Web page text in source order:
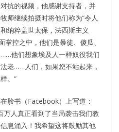
抗的视频，他感谢支持者，并
师继续拍摄时将他们称为“令人
纳粹盖世太保，法西斯主义
掌控之中，他们是暴徒、傻瓜、
他们想象埃及人一样奴役我们
老……人们，如果您不站起来，
。”
脸书（Facebook）上写道：
万人真正看到了当局袭击我们教
息涌入！我希望这将鼓励其他